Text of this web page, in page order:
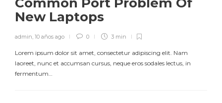
New Laptops
admin, 10 años ago 0 3 min
Lorem ipsum dolor sit amet, consectetur adipiscing elit. Nam
laoreet, nunc et accumsan cursus, neque eros sodales lectus, in
fermentum…